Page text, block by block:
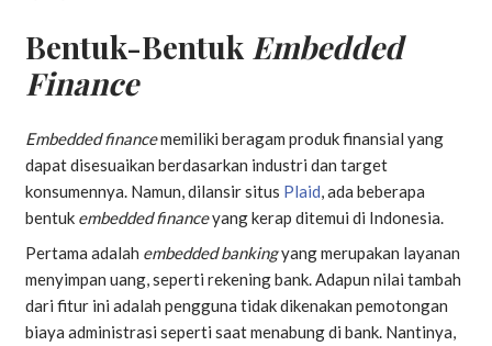
Bentuk-Bentuk Embedded
Finance
Embedded financememiliki beragam produk finansial yang
dapat disesuaikan berdasarkan industri dan target
konsumennya. Namun, dilansir situs Plaid, ada beberapa
bentuk embedded financeyang kerap ditemui di Indonesia.
Pertama adalah embedded bankingyang merupakan layanan
menyimpan uang, seperti rekening bank. Adapun nilai tambah
dari fitur ini adalah pengguna tidak dikenakan pemotongan
biaya administrasi seperti saat menabung di bank. Nantinya,